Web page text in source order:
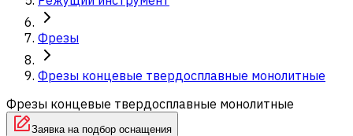
Фрезы
Фрезы концевые твердосплавные монолитные
Фрезы концевые твердосплавные монолитные
Заявка на подбор оснащения